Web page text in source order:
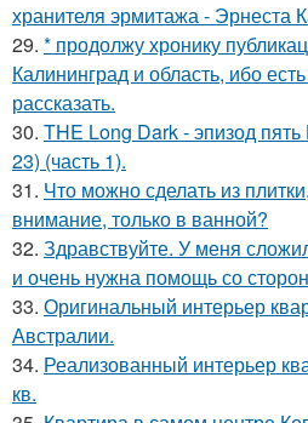
хранителя эрмитажа - Эрнеста
29. * продолжу хронику
Калининград и область, ибо
рассказать.
30. THE Long Dark - эпизод
23) (часть 1).
31. Что можно сделать из
внимание, только в ванной?
32. Здравствуйте. У меня
и очень нужна помощь со
33. Оригинальный интерьер
Австралии.
34. Реализованный интерьер
кв.